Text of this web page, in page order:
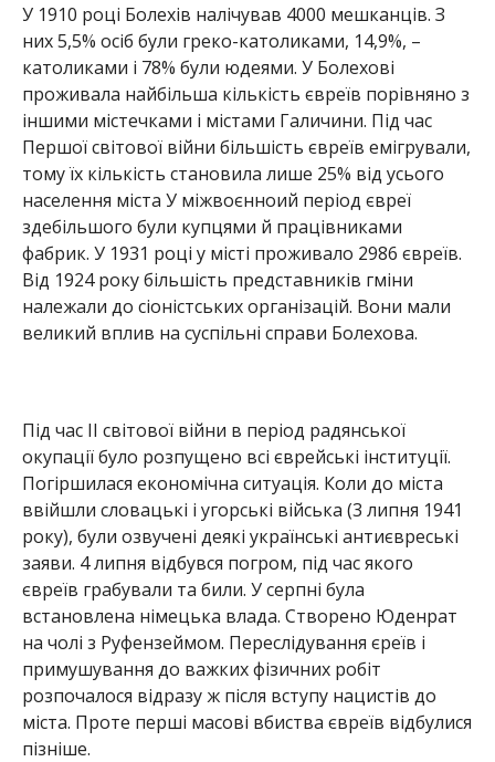
У 1910 році Болехів налічував 4000 мешканців. З
них 5,5% осіб були греко-католиками, 14,9%, –
католиками і 78% були юдеями. У Болехові
проживала найбільша кількість євреїв порівняно з
іншими містечками і містами Галичини. Під час
Першої світової війни більшість євреїв емігрували,
тому їх кількість становила лише 25% від усього
населення міста У міжвоєнноий період євреї
здебільшого були купцями й працівниками
фабрик. У 1931 році у місті проживало 2986 євреїв.
Від 1924 року більшість представників гміни
належали до сіоністських організацій. Вони мали
великий вплив на суспільні справи Болехова.
Під час ІІ світової війни в період радянської
окупації було розпущено всі єврейські інституції.
Погіршилася економічна ситуація. Коли до міста
ввійшли словацькі і угорські війська (3 липня 1941
року), були озвучені деякі українські антиєвреські
заяви. 4 липня відбувся погром, під час якого
євреїв грабували та били. У серпні була
встановлена німецька влада. Створено Юденрат
на чолі з Руфензеймом. Переслідування єреїв і
примушування до важких фізичних робіт
розпочалося відразу ж після вступу нацистів до
міста. Проте перші масові вбиства євреїв відбулися
пізніше.